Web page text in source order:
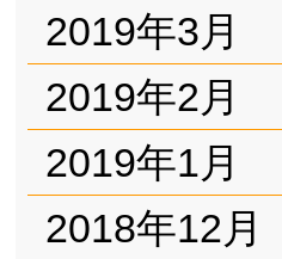
2019年3月
2019年2月
2019年1月
2018年12月